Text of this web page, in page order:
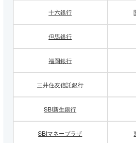
十六銀行
但馬銀行
福岡銀行
三井住友信託銀行
SBI新生銀行
SBIマネープラザ